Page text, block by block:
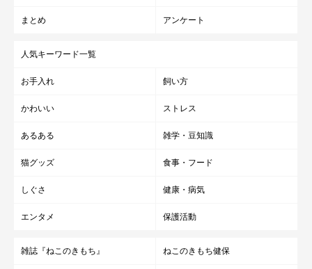
まとめ アンケート
人気キーワード一覧
お手入れ 飼い方
かわいい ストレス
あるある 雑学・豆知識
猫グッズ 食事・フード
しぐさ 健康・病気
エンタメ 保護活動
雑誌『ねこのきもち』 ねこのきもち健保